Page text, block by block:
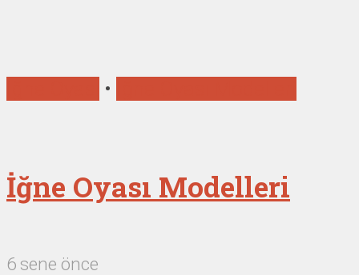
•
İğne Oyası Modelleri
6 sene önce